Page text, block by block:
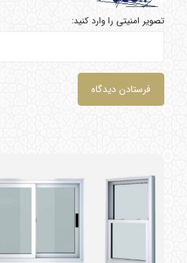
تصویر امنیتی را وارد کنید: